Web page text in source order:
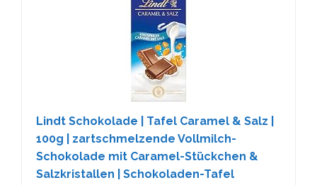
Lindt Schokolade | Tafel Caramel & Salz |
100g | zartschmelzende Vollmilch-
Schokolade mit Caramel-Stückchen &
Salzkristallen | Schokoladen-Tafel